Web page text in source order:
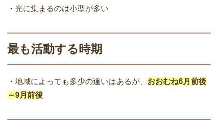
・光に集まるのは小型が多い
最も活動する時期
・地域によっても多少の違いはあるが、 おおむね6月前後
～9月前後